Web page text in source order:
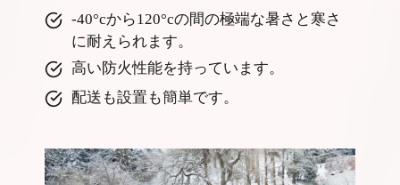
-40°cから120°cの間の極端な暑さと寒さ
に耐えられます。
高い防火性能を持っています。
配送も設置も簡単です。